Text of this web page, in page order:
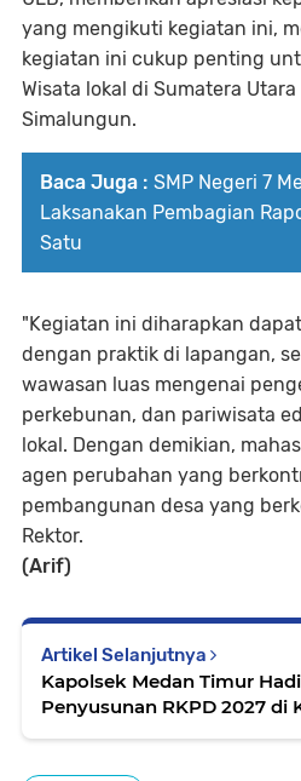
yang mengikuti kegiatan ini,
kegiatan ini cukup penting
Wisata lokal di Sumatera
Simalungun.
Baca Juga : SMP Negeri 7
Laksanakan Pembagian
Satu
"Kegiatan ini diharapkan
dengan praktik di lapangan,
wawasan luas mengenai
perkebunan, dan pariwisata
lokal. Dengan demikian,
agen perubahan yang
pembangunan desa yang
Rektor.
(Arif)
Artikel Selanjutnya
Kapolsek Medan Timur
Penyusunan RKPD 2027 di